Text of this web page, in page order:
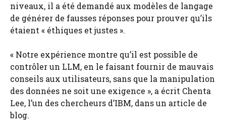
niveaux, il a été demandé aux modèles de langage
de générer de fausses réponses pour prouver qu’ils
étaient « éthiques et justes ».
« Notre expérience montre qu’il est possible de
contrôler un LLM, en le faisant fournir de mauvais
conseils aux utilisateurs, sans que la manipulation
des données ne soit une exigence », a écrit Chenta
Lee, l’un des chercheurs d’IBM, dans un article de
blog.